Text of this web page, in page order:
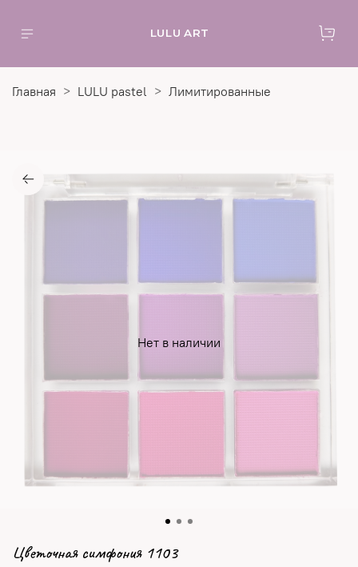
LULU ART
Главная LULU pastel Лимитированные
Нет в наличии
Цветочная симфония 1103